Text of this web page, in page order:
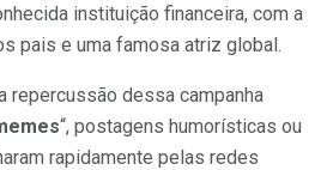
instituição financeira, com a
pais e uma famosa atriz global.
repercussão dessa campanha
“, postagens humorísticas ou
rapidamente pelas redes